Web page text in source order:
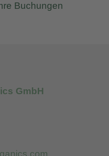
Buchungen
GmbH